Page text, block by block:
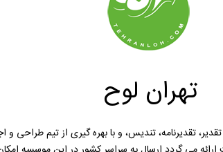
تهران لوح
تقدیرنامه، تندیس، و با بهره گیری از تیم طراحی